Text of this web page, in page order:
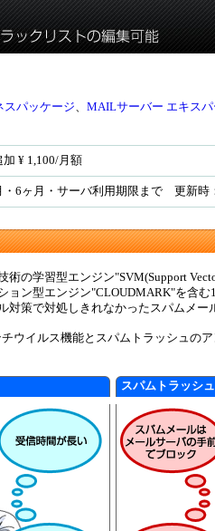
スパッケージ、 MAILサーバー エキスパ
加 ¥ 1,100/月額
・6ヶ月・サーバ利用期限まで 更新時
術の学習型エンジン"SVM(Support
ョン型エンジン"CLOUDMARK"を含
対策で対処しきれなかったスパムメー
ウイルス機能とスパムトラッシュの
スパムトラッシ